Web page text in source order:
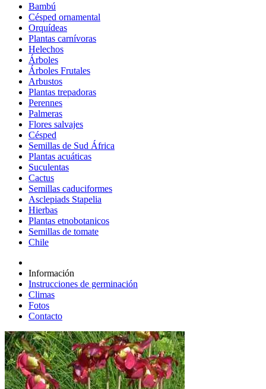
Bambú
Césped ornamental
Orquídeas
Plantas carnívoras
Helechos
Árboles
Árboles Frutales
Arbustos
Plantas trepadoras
Perennes
Palmeras
Flores salvajes
Césped
Semillas de Sud África
Plantas acuáticas
Suculentas
Cactus
Semillas caduciformes
Asclepiads Stapelia
Hierbas
Plantas etnobotanicos
Semillas de tomate
Chile
Información
Instrucciones de germinación
Climas
Fotos
Contacto